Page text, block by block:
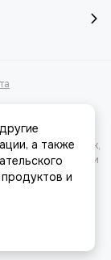
характеристик,
характер и ни при
определяемой
РФ.
а также
и